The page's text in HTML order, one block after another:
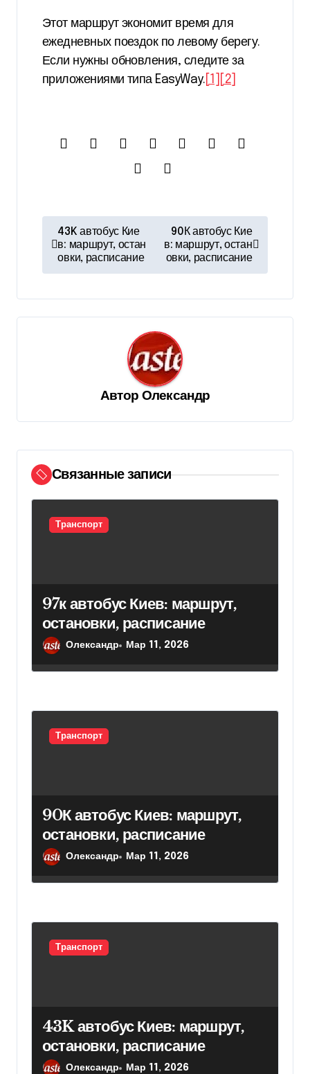
Этот маршрут экономит время для
ежедневных поездок по левому берегу.
Если нужны обновления, следите за
приложениями типа EasyWay.[1] [2]
в
и
г
о
з
а
п
я
м
43K автобус Кие
в: маршрут, остан
овки, расписание
90К автобус Кие
в: маршрут, остан
овки, расписание
Автор Олександр
Связанные записи
Транспорт
97к автобус Киев: маршрут,
остановки, расписание
Олександр Мар 11, 2026
Транспорт
90К автобус Киев: маршрут,
остановки, расписание
Олександр Мар 11, 2026
Транспорт
43K автобус Киев: маршрут,
остановки, расписание
Олександр Мар 11, 2026